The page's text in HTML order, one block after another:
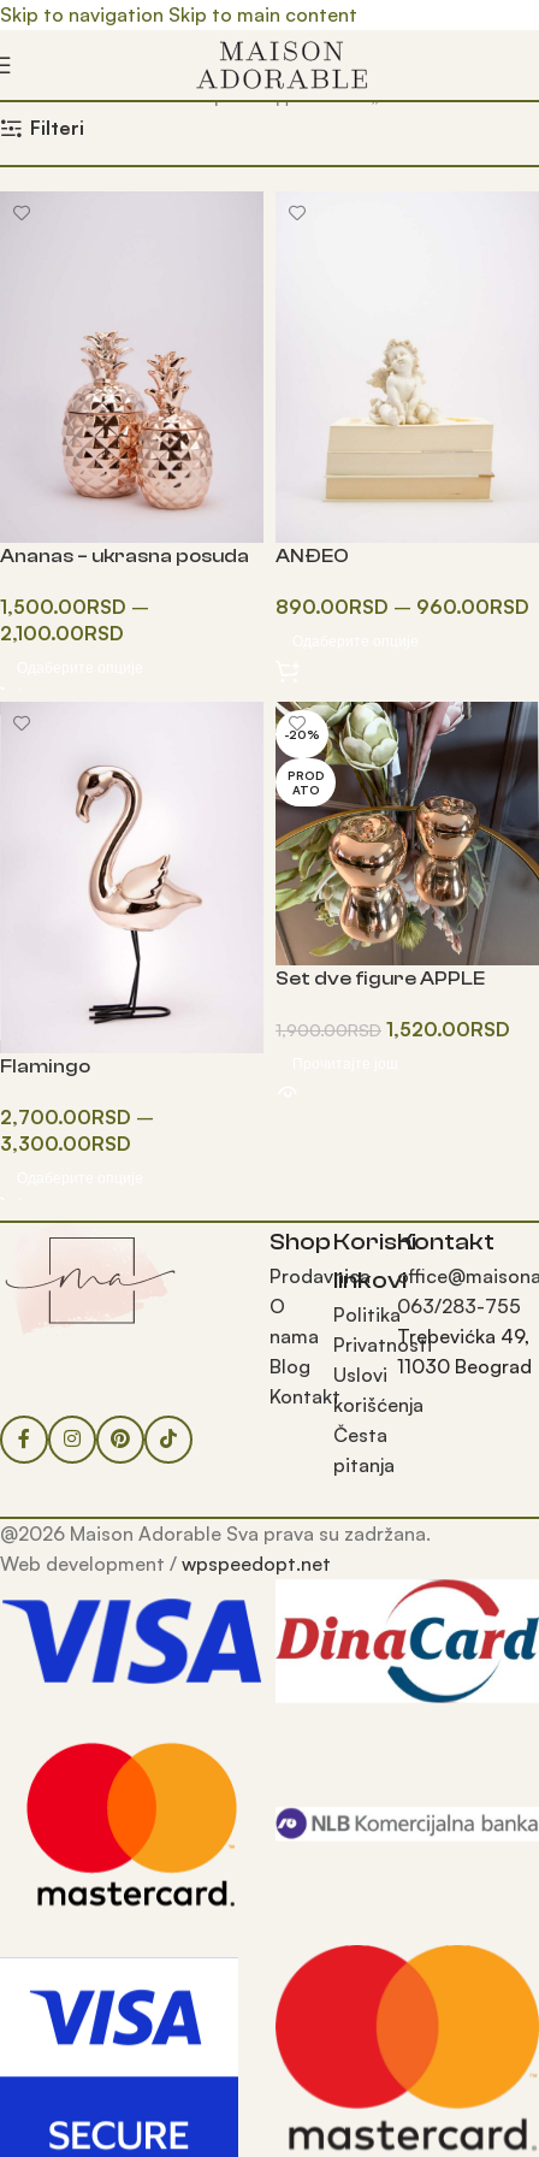
Skip to navigation Skip to main content
Почетна/ Prodavnica/ Производ oзначен „ukras“
Filteri
Ananas – ukrasna posuda
1,500.00RSD –
2,100.00RSD
ANĐEO
890.00RSD – 960.00RSD
Flamingo
2,700.00RSD –
3,300.00RSD
-20%
PROD
ATO
Set dve figure APPLE
1,900.00RSD 1,520.00RSD
Shop
Prodavnica
O
nama
Blog
Kontakt
Korisni
linkovi
Politika
Privatnosti
Uslovi
korišćenja
Česta
pitanja
Kontakt
063/283-755
Trebevićka 49,
11030 Beograd
@2026 Maison Adorable Sva prava su zadržana.
Web development / wpspeedopt.net